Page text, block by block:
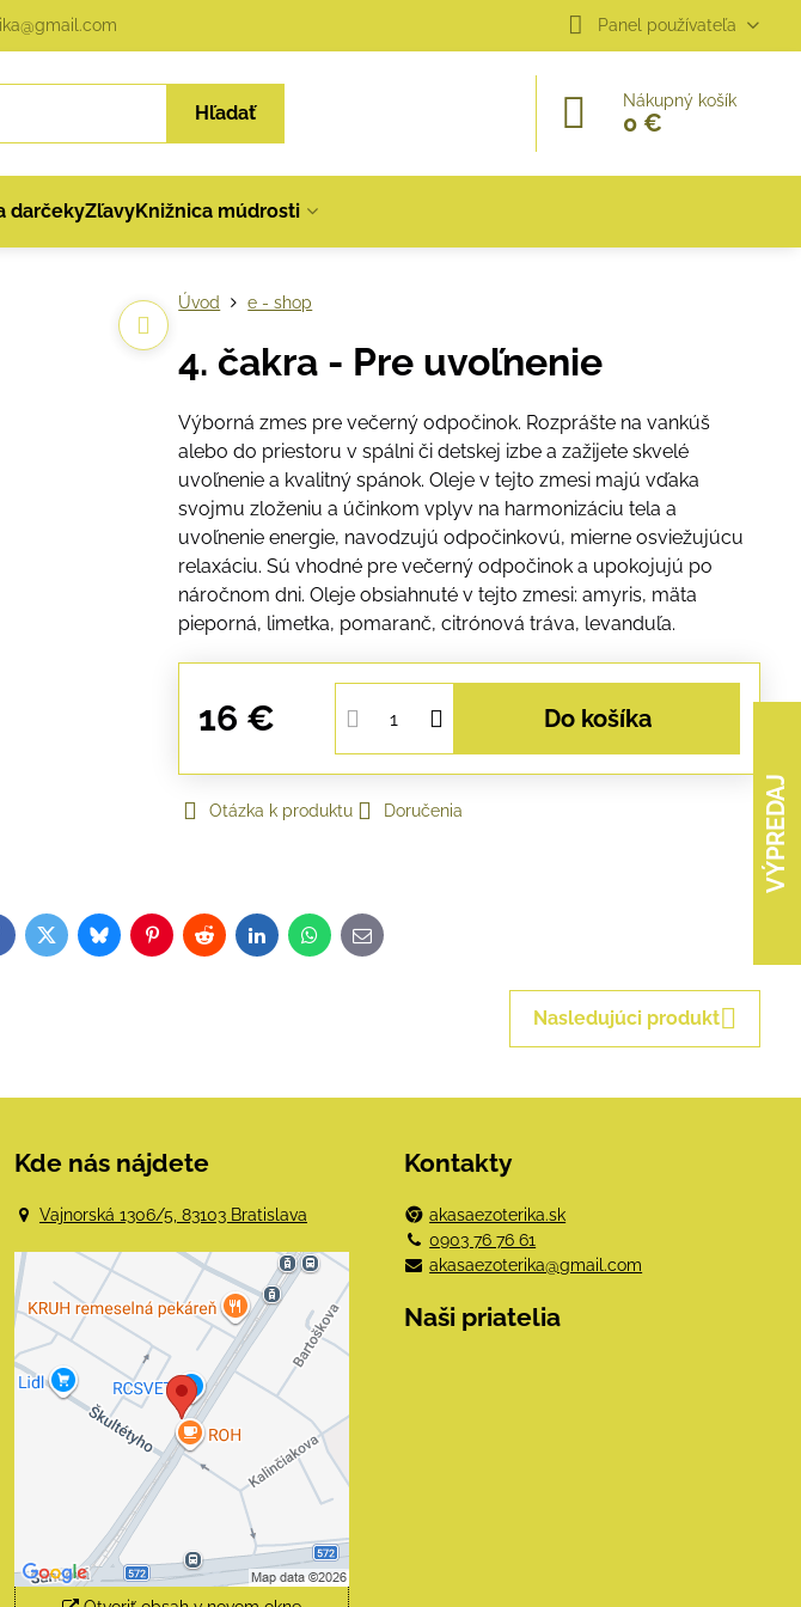
Panel používateľa
Hľadať
Nákupný košík
0 €
darčekyZľavyKnižnica múdrosti
Úvod e - shop
4. čakra - Pre uvoľnenie
Výborná zmes pre večerný odpočinok. Rozprášte na vankúš
alebo do priestoru v spálni či detskej izbe a zažijete skvelé
uvoľnenie a kvalitný spánok. Oleje v tejto zmesi majú vďaka
svojmu zloženiu a účinkom vplyv na harmonizáciu tela a
uvoľnenie energie, navodzujú odpočinkovú, mierne osviežujúcu
relaxáciu. Sú vhodné pre večerný odpočinok a upokojujú po
náročnom dni. Oleje obsiahnuté v tejto zmesi: amyris, mäta
pieporná, limetka, pomaranč, citrónová tráva, levanduľa.
16 € Do košíka
Otázka k produktu Doručenia
TwitterBlueskyPinterestRedditLinkedInWhatsApp
E-
mail
Nasledujúci produkt
VÝPREDAJ
Kde nás nájdete
Vajnorská 1306/5, 83103 Bratislava
Externý obsah je
blokovaný Voľbami
súkromia
Prajete si načítať externý obsah?
Povoliť tentokrát
Povoliť a zapamätať - súhlas
s druhom cookie: Funkčné
Kontakty
akasaezoterika.sk
0903 76 76 61
akasaezoterika@gmail.com
Naši priatelia